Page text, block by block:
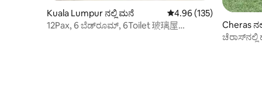
Kuala Lumpur ನಲ್ಲಿ ಮನೆ 5 ರಲ್ಲಿ 4.96 ಸರಾಸರಿ
4.96 (135)
12Pax, 6 ಬೆಡ್‌ರೂಮ್, 6Toilet 玻璃屋
Cheras